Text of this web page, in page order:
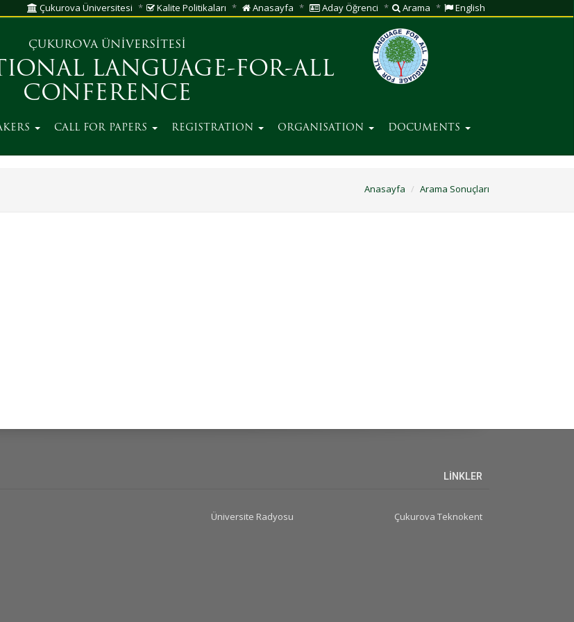
Çukurova Üniversitesi Kalite Politikaları Anasayfa Aday Öğrenci Arama English
ÇUKUROVA ÜNİVERSİTESİ
LANGUAGE-FOR-ALL
CONFERENCE
CALL FOR PAPERS REGISTRATION ORGANISATION DOCUMENTS
Anasayfa Arama Sonuçları
LİNKLER
Çukurova Teknokent
Üniversite Radyosu